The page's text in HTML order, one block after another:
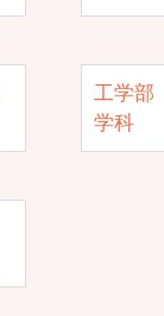
工学部
学科